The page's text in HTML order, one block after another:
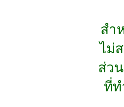
สำ
ไม่
ส่ว
ที่ท